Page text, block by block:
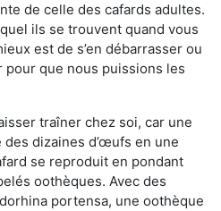
de celle des cafards adultes.
ils se trouvent quand vous
est de s’en débarrasser ou
que nous puissions les
traîner chez soi, car une
dizaines d’œufs en une
se reproduit en pondant
oothèques. Avec des
portensa, une oothèque